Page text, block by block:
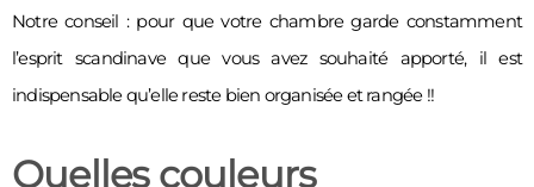
Notre conseil : pour que votre chambre garde constamment
l’esprit scandinave que vous avez souhaité apporté, il est
indispensable qu’elle reste bien organisée et rangée !!
Quelles couleurs